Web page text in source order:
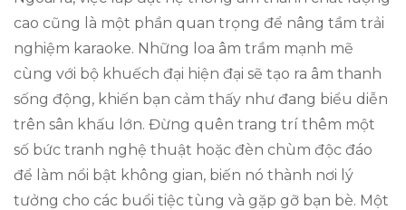
cao cũng là một phần quan trọng để nâng tầm trải
nghiệm karaoke. Những loa âm trầm mạnh mẽ
cùng với bộ khuếch đại hiện đại sẽ tạo ra âm thanh
sống động, khiến bạn cảm thấy như đang biểu diễn
trên sân khấu lớn. Đừng quên trang trí thêm một
số bức tranh nghệ thuật hoặc đèn chùm độc đáo
để làm nổi bật không gian, biến nó thành nơi lý
tưởng cho các buổi tiệc tùng và gặp gỡ bạn bè. Một